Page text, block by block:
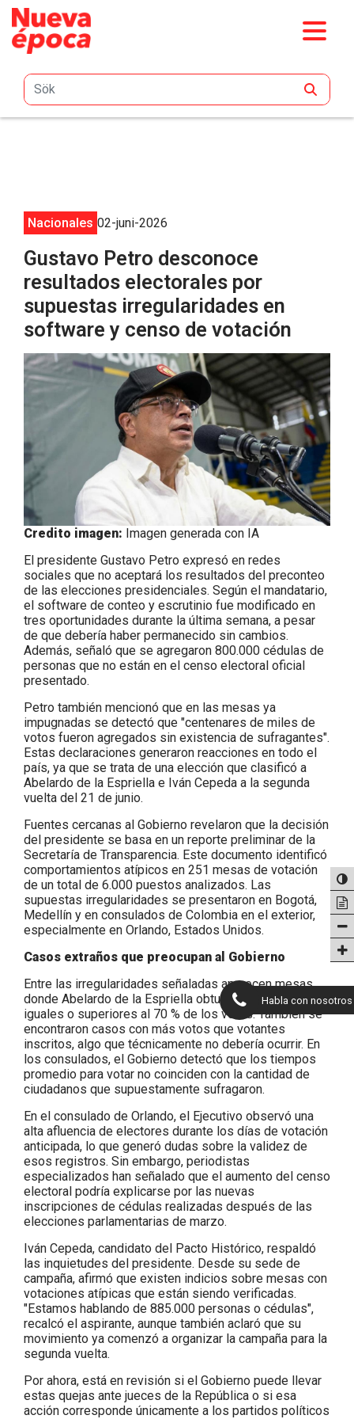
Hoppa till huvudinnehåll
Nacionales 02-juni-2026
Gustavo Petro desconoce
resultados electorales por
supuestas irregularidades en
software y censo de votación
Credito imagen: Imagen generada con IA
El presidente Gustavo Petro expresó en redes
sociales que no aceptará los resultados del preconteo
de las elecciones presidenciales. Según el mandatario,
el software de conteo y escrutinio fue modificado en
tres oportunidades durante la última semana, a pesar
de que debería haber permanecido sin cambios.
Además, señaló que se agregaron 800.000 cédulas de
personas que no están en el censo electoral oficial
presentado.
Petro también mencionó que en las mesas ya
impugnadas se detectó que "centenares de miles de
votos fueron agregados sin existencia de sufragantes".
Estas declaraciones generaron reacciones en todo el
país, ya que se trata de una elección que clasificó a
Abelardo de la Espriella e Iván Cepeda a la segunda
vuelta del 21 de junio.
Fuentes cercanas al Gobierno revelaron que la decisión
del presidente se basa en un reporte preliminar de la
Secretaría de Transparencia. Este documento identificó
comportamientos atípicos en 251 mesas de votación
de un total de 6.000 puestos analizados. Las
supuestas irregularidades se presentaron en Bogotá,
Medellín y en consulados de Colombia en el exterior,
especialmente en Orlando, Estados Unidos.
Casos extraños que preocupan al Gobierno
Entre las irregularidades señaladas aparecen mesas
donde Abelardo de la Espriella obtuvo porcentajes
iguales o superiores al 70 % de los votos. También se
encontraron casos con más votos que votantes
inscritos, algo que técnicamente no debería ocurrir. En
los consulados, el Gobierno detectó que los tiempos
promedio para votar no coinciden con la cantidad de
ciudadanos que supuestamente sufragaron.
En el consulado de Orlando, el Ejecutivo observó una
alta afluencia de electores durante los días de votación
anticipada, lo que generó dudas sobre la validez de
esos registros. Sin embargo, periodistas
especializados han señalado que el aumento del censo
electoral podría explicarse por las nuevas
inscripciones de cédulas realizadas después de las
elecciones parlamentarias de marzo.
Iván Cepeda, candidato del Pacto Histórico, respaldó
las inquietudes del presidente. Desde su sede de
campaña, afirmó que existen indicios sobre mesas con
votaciones atípicas que están siendo verificadas.
"Estamos hablando de 885.000 personas o cédulas",
recalcó el aspirante, aunque también aclaró que su
movimiento ya comenzó a organizar la campaña para la
segunda vuelta.
Por ahora, está en revisión si el Gobierno puede llevar
estas quejas ante jueces de la República o si esa
acción corresponde únicamente a los partidos políticos
Habla con nosotros